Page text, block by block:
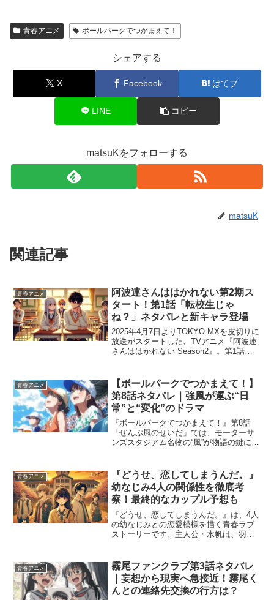
青春アニメ ボールパークでつかまえて！
シェアする
X Facebook はてブ
LINE コピー
matsuKをフォローする
matsuK
関連記事
青春アニメ
阿波連さんははかれない第2期ス
タート！第1話「転校生じゃ
ね？」ネタバレと新キャラ登場
2025年4月7日よりTOKYO MXを皮切りに
放送がスタートした、TVアニメ『阿波連
さんははかれない Season2』。第1話
な風を吹き込む転校生・玉那覇りくが登
場...
青春アニメ
【ボールパークでつかまえて！】
第8話ネタバレ｜強風が運ぶ“日
常”と“変化”のドラマ
『ボールパークでつかまえて！』第8話
「ぜんぶ風のせいだ」では、モーターサ
ンズスタジアム名物の“風”が物語の鍵に。
の一日」に、静かに吹く変化の風が物語
を動かします。 こ...
青春アニメ
『どうせ、恋してしまうんだ。』
幼なじみ4人の関係性を徹底考
察！最終的なカップル予想も
『どうせ、恋してしまうんだ。』は、4人
の幼なじみとの恋愛模様を描く青春ラブ
ストーリーです。主人公・水帆は、羽沢
心と向き合っていきます。本記事では、
それぞれのキャラクタ...
青春アニメ
霧尾ファンクラブ第3話ネタバレ
｜妄想から現実へ急接近！霧尾く
んとの連絡先交換の行方は？